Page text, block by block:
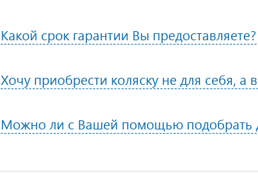
Какой срок гарантии Вы предоставляете?
Хочу приобрести коляску не для себя, а
Можно ли с Вашей помощью подобрать